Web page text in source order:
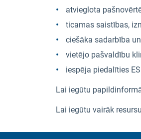
atvieglota
ticamas saistības,
ciešāka sadarbība
vietējo pašvaldību
iespēja piedalīties
Lai iegūtu
Lai iegūtu vairāk